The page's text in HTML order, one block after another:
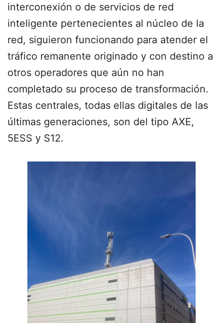
interconexión o de servicios de red
inteligente pertenecientes al núcleo de la
red, siguieron funcionando para atender el
tráfico remanente originado y con destino a
otros operadores que aún no han
completado su proceso de transformación.
Estas centrales, todas ellas digitales de las
últimas generaciones, son del tipo AXE,
5ESS y S12.